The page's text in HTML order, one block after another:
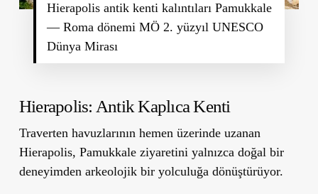
Hierapolis antik kenti kalıntıları Pamukkale
— Roma dönemi MÖ 2. yüzyıl UNESCO
Dünya Mirası
Hierapolis: Antik Kaplıca Kenti
Traverten havuzlarının hemen üzerinde uzanan
Hierapolis, Pamukkale ziyaretini yalnızca doğal bir
deneyimden arkeolojik bir yolculuğa dönüştürüyor.